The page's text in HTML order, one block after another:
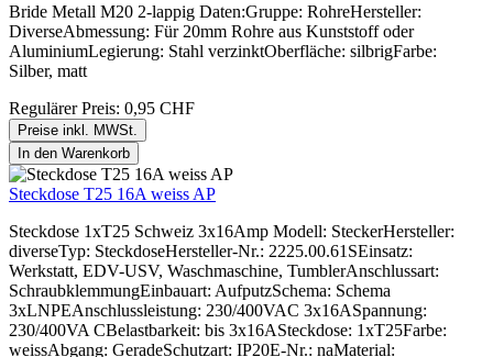
Bride Metall M20 2-lappig Daten:Gruppe: RohreHersteller:
DiverseAbmessung: Für 20mm Rohre aus Kunststoff oder
AluminiumLegierung: Stahl verzinktOberfläche: silbrigFarbe:
Silber, matt
Regulärer Preis: 0,95 CHF
Preise inkl. MWSt.
In den Warenkorb
Steckdose T25 16A weiss AP
Steckdose 1xT25 Schweiz 3x16Amp Modell: SteckerHersteller:
diverseTyp: SteckdoseHersteller-Nr.: 2225.00.61SEinsatz:
Werkstatt, EDV-USV, Waschmaschine, TumblerAnschlussart:
SchraubklemmungEinbauart: AufputzSchema: Schema
3xLNPEAnschlussleistung: 230/400VAC 3x16ASpannung:
230/400VA CBelastbarkeit: bis 3x16ASteckdose: 1xT25Farbe:
weissAbgang: GeradeSchutzart: IP20E-Nr.: naMaterial: